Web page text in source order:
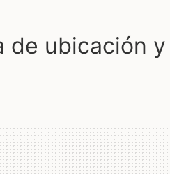
de ubicación y